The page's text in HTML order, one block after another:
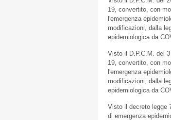
19, convertito, con
l'emergenza
modificazioni, dalla
epidemiologica da
Visto il D.P.C.M. del
19, convertito, con
l'emergenza
modificazioni, dalla
epidemiologica da
Visto il decreto legge
di emergenza